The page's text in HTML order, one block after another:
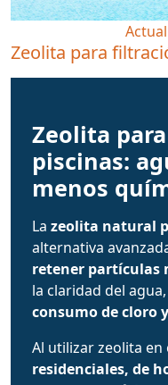
Zeolita para
Zeolita
piscinas:
menos
La zeolita natural
alternativa
retener partículas
la claridad del
consumo de cloro
Al utilizar zeolita
residenciales, de